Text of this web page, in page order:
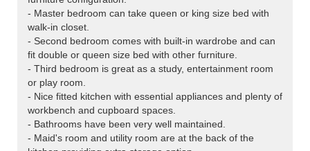
- Master bedroom can take queen or king size bed with
walk-in closet.
- Second bedroom comes with built-in wardrobe and can
fit double or queen size bed with other furniture.
- Third bedroom is great as a study, entertainment room
or play room.
- Nice fitted kitchen with essential appliances and plenty of
workbench and cupboard spaces.
- Bathrooms have been very well maintained.
- Maid's room and utility room are at the back of the